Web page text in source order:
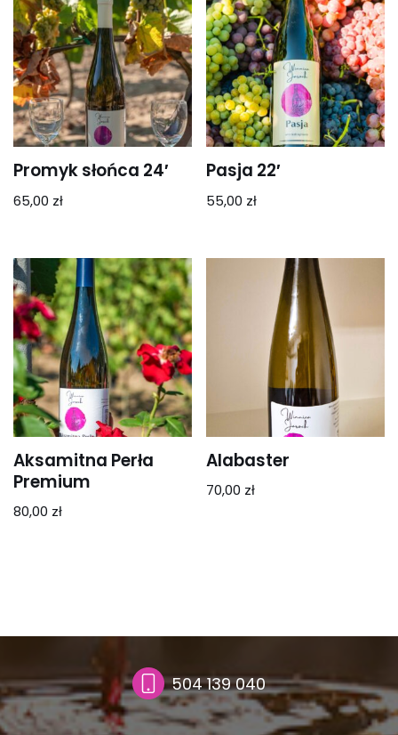
Promyk słońca 24′
65,00 zł
Pasja 22′
55,00 zł
Aksamitna Perła
Premium
80,00 zł
Alabaster
70,00 zł
504 139 040